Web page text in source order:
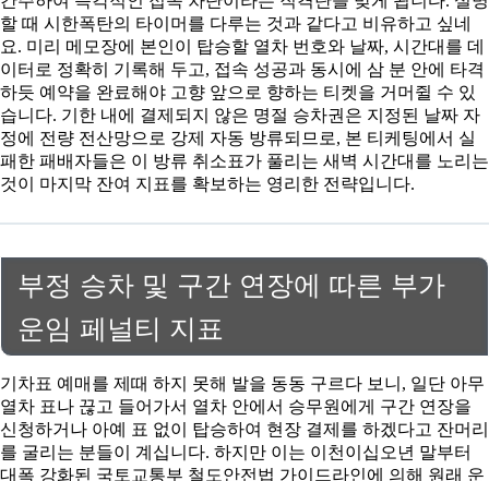
할 때 시한폭탄의 타이머를 다루는 것과 같다고 비유하고 싶네
요. 미리 메모장에 본인이 탑승할 열차 번호와 날짜, 시간대를 데
이터로 정확히 기록해 두고, 접속 성공과 동시에 삼 분 안에 타격
하듯 예약을 완료해야 고향 앞으로 향하는 티켓을 거머쥘 수 있
습니다. 기한 내에 결제되지 않은 명절 승차권은 지정된 날짜 자
정에 전량 전산망으로 강제 자동 방류되므로, 본 티케팅에서 실
패한 패배자들은 이 방류 취소표가 풀리는 새벽 시간대를 노리는
것이 마지막 잔여 지표를 확보하는 영리한 전략입니다.
부정 승차 및 구간 연장에 따른 부가
운임 페널티 지표
기차표 예매를 제때 하지 못해 발을 동동 구르다 보니, 일단 아무
열차 표나 끊고 들어가서 열차 안에서 승무원에게 구간 연장을
신청하거나 아예 표 없이 탑승하여 현장 결제를 하겠다고 잔머리
를 굴리는 분들이 계십니다. 하지만 이는 이천이십오년 말부터
대폭 강화된 국토교통부 철도안전법 가이드라인에 의해 원래 운